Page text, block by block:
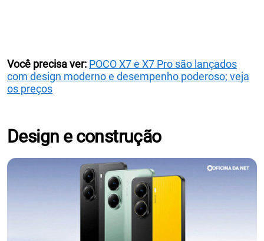
Você precisa ver: POCO X7 e X7 Pro são lançados
com design moderno e desempenho poderoso; veja
os preços
Design e construção